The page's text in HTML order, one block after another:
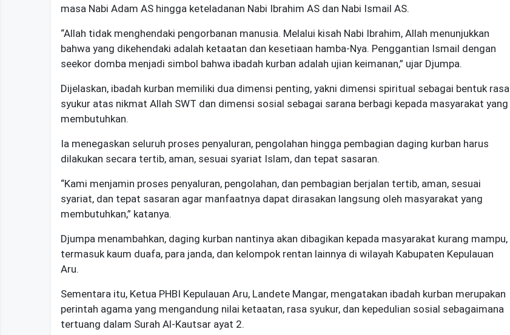
masa Nabi Adam AS hingga keteladanan Nabi Ibrahim AS dan Nabi Ismail AS.
“Allah tidak menghendaki pengorbanan manusia. Melalui kisah Nabi Ibrahim, Allah menunjukkan
bahwa yang dikehendaki adalah ketaatan dan kesetiaan hamba-Nya. Penggantian Ismail dengan
seekor domba menjadi simbol bahwa ibadah kurban adalah ujian keimanan,” ujar Djumpa.
Dijelaskan, ibadah kurban memiliki dua dimensi penting, yakni dimensi spiritual sebagai bentuk rasa
syukur atas nikmat Allah SWT dan dimensi sosial sebagai sarana berbagi kepada masyarakat yang
membutuhkan.
Ia menegaskan seluruh proses penyaluran, pengolahan hingga pembagian daging kurban harus
dilakukan secara tertib, aman, sesuai syariat Islam, dan tepat sasaran.
“Kami menjamin proses penyaluran, pengolahan, dan pembagian berjalan tertib, aman, sesuai
syariat, dan tepat sasaran agar manfaatnya dapat dirasakan langsung oleh masyarakat yang
membutuhkan,” katanya.
Djumpa menambahkan, daging kurban nantinya akan dibagikan kepada masyarakat kurang mampu,
termasuk kaum duafa, para janda, dan kelompok rentan lainnya di wilayah Kabupaten Kepulauan
Aru.
Sementara itu, Ketua PHBI Kepulauan Aru, Landete Mangar, mengatakan ibadah kurban merupakan
perintah agama yang mengandung nilai ketaatan, rasa syukur, dan kepedulian sosial sebagaimana
tertuang dalam Surah Al-Kautsar ayat 2.